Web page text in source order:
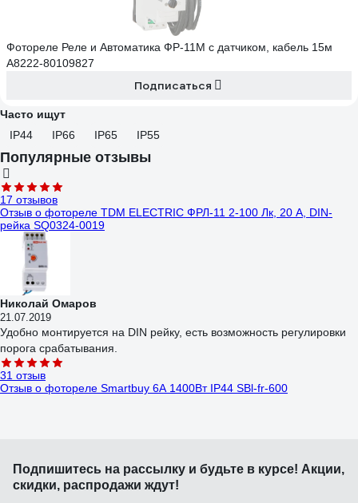
Фотореле Реле и Автоматика ФР-11М с датчиком, кабель 15м
A8222-80109827
Подписаться
Часто ищут
IP44
IP66 IP65 IP55
Популярные отзывы
17 отзывов
Отзыв о фотореле TDM ELECTRIC ФРЛ-11 2-100 Лк, 20 А, DIN-
рейка SQ0324-0019
Николай Омаров
21.07.2019
Удобно монтируется на DIN рейку, есть возможность регулировки
порога срабатывания.
31 отзыв
Отзыв о фотореле Smartbuy 6А 1400Вт IP44 SBl-fr-600
Павел
06.06.2020
Нормально работает, несмотря на отсутствие регулировки.
Подпишитесь на рассылку и будьте в курсе! Акции,
скидки, распродажи ждут!